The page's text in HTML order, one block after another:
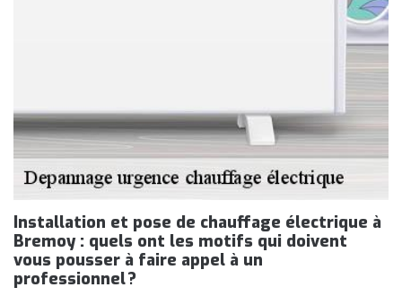
Installation et pose de chauffage électrique à
Bremoy : quels ont les motifs qui doivent
vous pousser à faire appel à un
professionnel ?